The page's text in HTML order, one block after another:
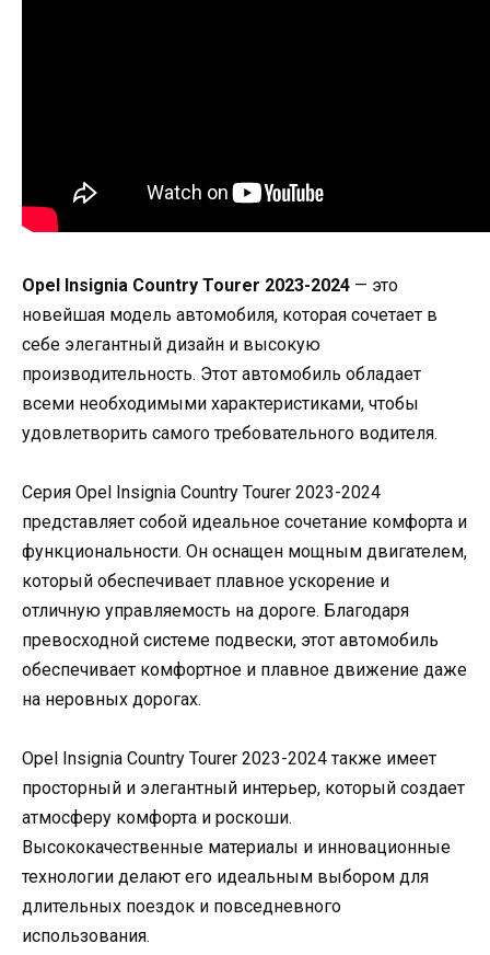
Opel Insignia Country Tourer 2023-2024 — это
новейшая модель автомобиля, которая сочетает в
себе элегантный дизайн и высокую
производительность. Этот автомобиль обладает
всеми необходимыми характеристиками, чтобы
удовлетворить самого требовательного водителя.
Серия Opel Insignia Country Tourer 2023-2024
представляет собой идеальное сочетание комфорта и
функциональности. Он оснащен мощным двигателем,
который обеспечивает плавное ускорение и
отличную управляемость на дороге. Благодаря
превосходной системе подвески, этот автомобиль
обеспечивает комфортное и плавное движение даже
на неровных дорогах.
Opel Insignia Country Tourer 2023-2024 также имеет
просторный и элегантный интерьер, который создает
атмосферу комфорта и роскоши.
Высококачественные материалы и инновационные
технологии делают его идеальным выбором для
длительных поездок и повседневного
использования.